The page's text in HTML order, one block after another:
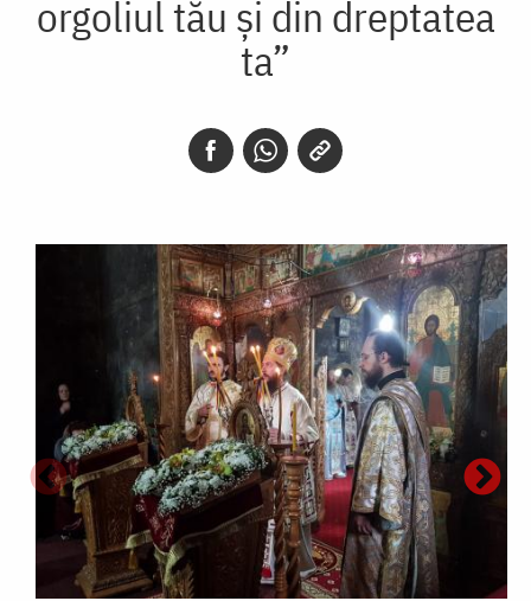
orgoliul tău și din dreptatea
ta”